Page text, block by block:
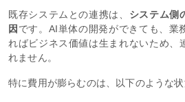
既存システムとの連携は、 システム側
因 です。AI単体の開発ができても、業
ればビジネス価値は生まれないため、
れません。
特に費用が膨らむのは、以下のような状